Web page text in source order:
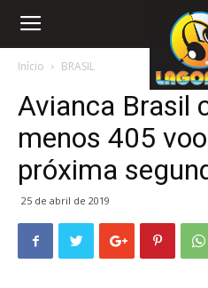
Início BRASIL
Avianca Brasil
menos 405
próxima
25 de abril de 2019